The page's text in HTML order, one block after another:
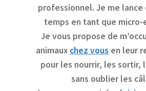
professionnel. Je me lance
temps en tant que
Je vous propose de
animaux chez vous en leur
pour les nourrir, les sortir,
sans oublier les